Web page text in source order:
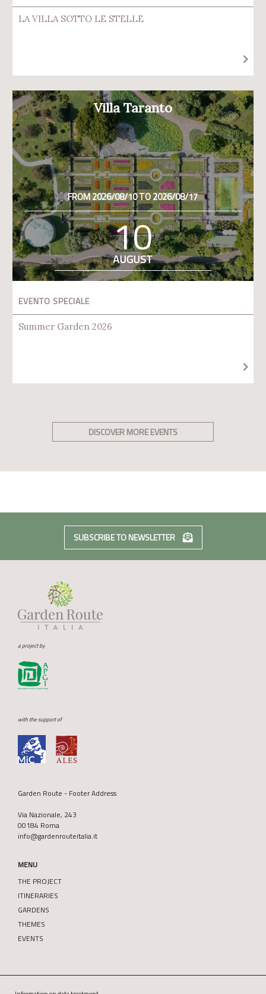
LA VILLA SOTTO LE STELLE
Villa Taranto
FROM 2026/08/10 TO 2026/08/17
10
AUGUST
EVENTO SPECIALE
Summer Garden 2026
DISCOVER MORE EVENTS
SUBSCRIBE TO NEWSLETTER
a project by
with the support of
Garden Route - Footer Address
Via Nazionale, 243
00184 Roma
info@gardenrouteitalia.it
MENU
THE PROJECT
ITINERARIES
GARDENS
THEMES
EVENTS